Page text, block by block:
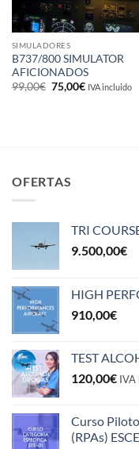
SIMULADORES
B737/800 SIMULATOR
AFICIONADOS
99,00€ El
precio
75,00€ElIVA incluido
OFERTAS
TRI
9.500,00€
HIGH
910,00€
TEST
120,00€ IVA
Curso
(RPAs)